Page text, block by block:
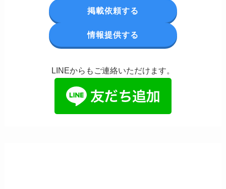
掲載依頼する
情報提供する
LINEからもご連絡いただけます。